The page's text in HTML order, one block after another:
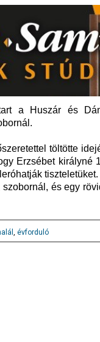
a Huszár és
töltötte
Erzsébet királyné
tiszteletüket.
és egy
, évforduló